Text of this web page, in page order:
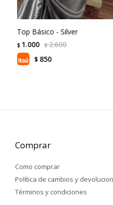
Top Básico - Silver
$ 1.000 $ 2.600
$ 850
Comprar
Como comprar
Política de cambios y
Términos y condiciones